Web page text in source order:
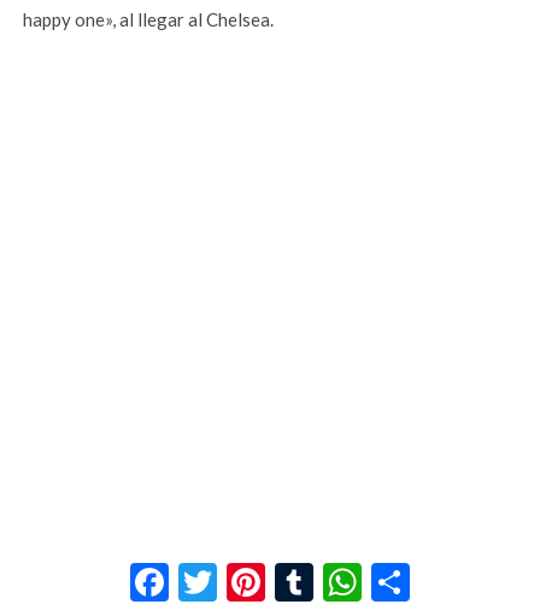
happy one», al llegar al Chelsea.
Facebook
Twitter
Pinterest
TumblrWhatsApp